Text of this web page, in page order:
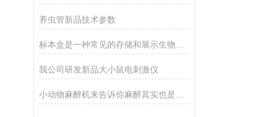
养虫管新品技术参数
我公司研发新品大小鼠电刺激仪